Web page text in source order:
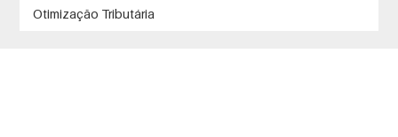
Otimização Tributária